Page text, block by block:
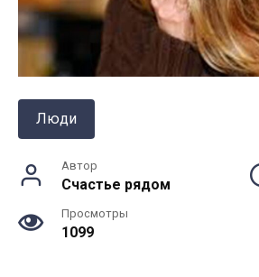
Люди
Автор
Счастье рядом
Просмотры
1099